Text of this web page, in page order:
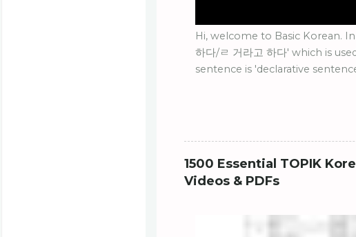
Hi, welcome to Basic Korean.
하다/ㄹ 거라고 하다' which is
sentence is 'declarative
1500 Essential TOPIK
Videos & PDFs